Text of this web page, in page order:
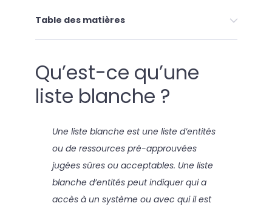
Table des matières
Qu’est-ce qu’une
liste blanche ?
Une liste blanche est une liste d’entités
ou de ressources pré-approuvées
jugées sûres ou acceptables. Une liste
blanche d’entités peut indiquer qui a
accès à un système ou avec qui il est